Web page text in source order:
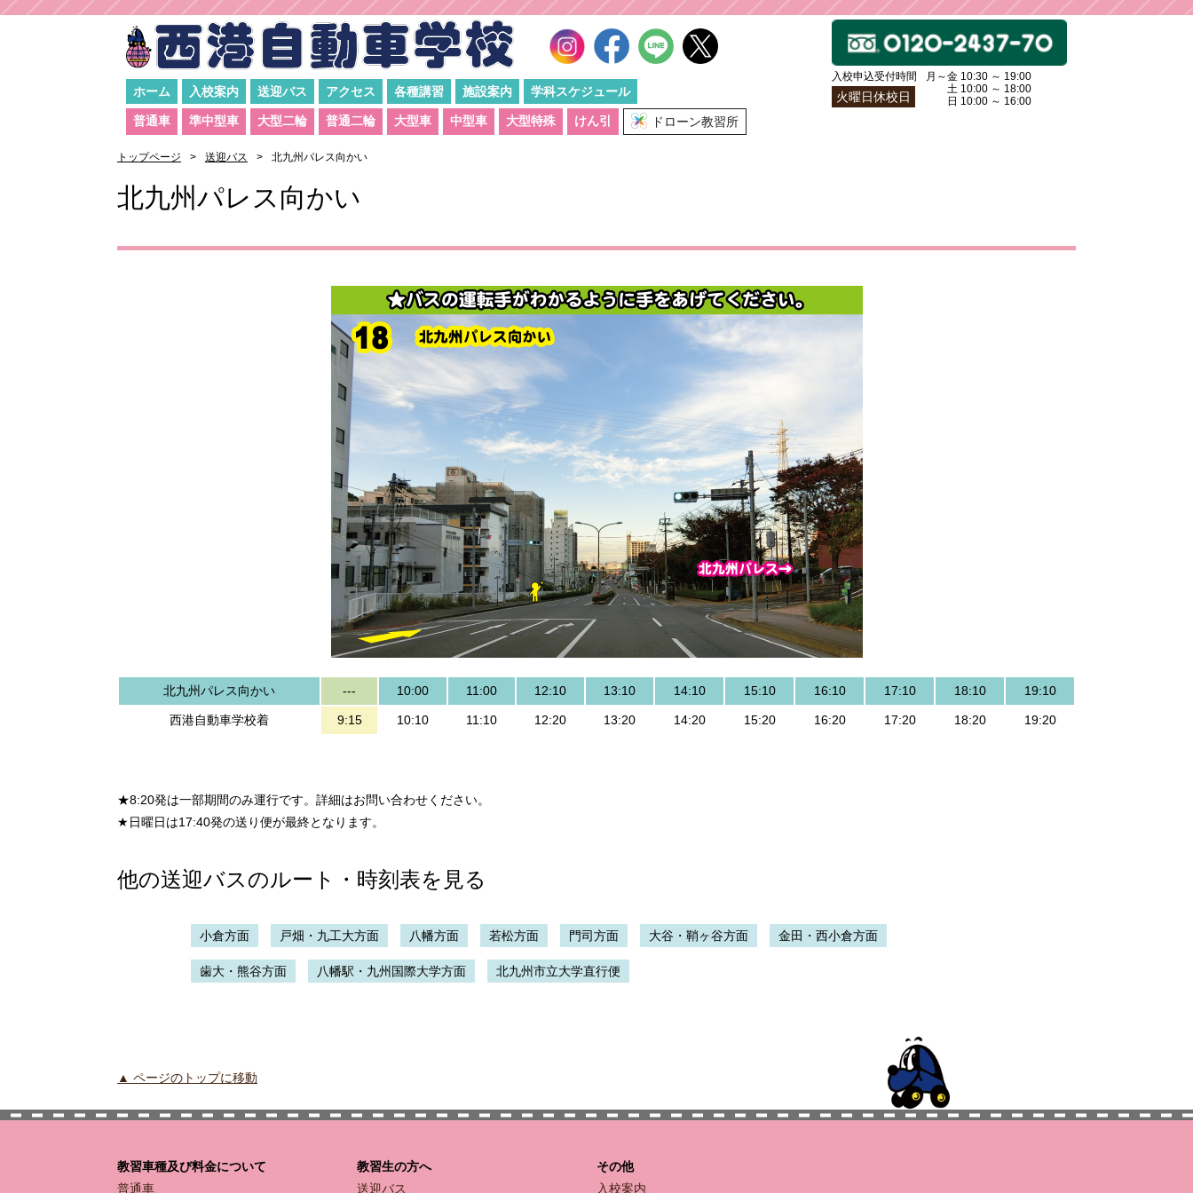
ホーム 入校案内 送迎バス アクセス 各種講習 施設案内 学科スケジュール
普通車 準中型車 大型二輪 普通二輪 大型車 中型車 大型特殊 けん引 ドローン教習所
入校申込受付時間
月～金 10:30 ～ 19:00
土 10:00 ～ 18:00
日 10:00 ～ 16:00
火曜日休校日
トップページ 送迎バス 北九州パレス向かい
北九州パレス向かい
北九州パレス向かい --- 10:00 11:00 12:10 13:10 14:10 15:10 16:10 17:10 18:10 19:10
西港自動車学校着 9:15 10:10 11:10 12:20 13:20 14:20 15:20 16:20 17:20 18:20 19:20
★8:20発は一部期間のみ運行です。詳細はお問い合わせください。
★日曜日は17:40発の送り便が最終となります。
他の送迎バスのルート・時刻表を見る
小倉方面 戸畑・九工大方面 八幡方面 若松方面 門司方面 大谷・鞘ヶ谷方面 金田・西小倉方面
歯大・熊谷方面 八幡駅・九州国際大学方面 北九州市立大学直行便
▲ ページのトップに移動
教習車種及び料金について
普通車
教習生の方へ
送迎バス
その他
入校案内